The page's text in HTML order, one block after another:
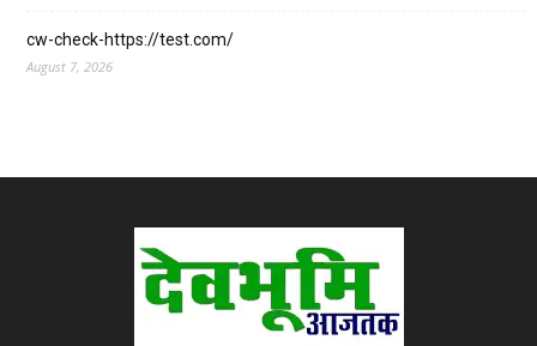
cw-check-https://test.com/
August 7, 2026